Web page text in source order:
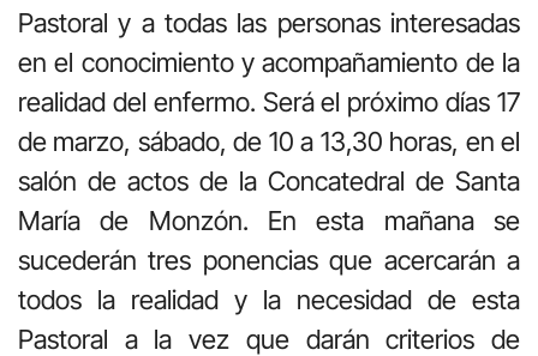
Pastoral y a todas las personas interesadas
en el conocimiento y acompañamiento de la
realidad del enfermo. Será el próximo días 17
de marzo, sábado, de 10 a 13,30 horas, en el
salón de actos de la Concatedral de Santa
María de Monzón. En esta mañana se
sucederán tres ponencias que acercarán a
todos la realidad y la necesidad de esta
Pastoral a la vez que darán criterios de